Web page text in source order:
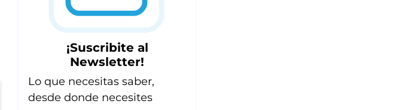
¡Suscribite al
Newsletter!
Lo que necesitas saber,
desde donde necesites